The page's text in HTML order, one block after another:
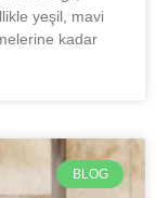
yeşil, mavi
kadar
BLOG